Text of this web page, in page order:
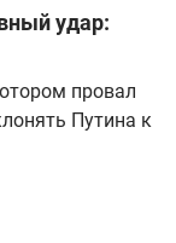
удар:
провал
Путина к